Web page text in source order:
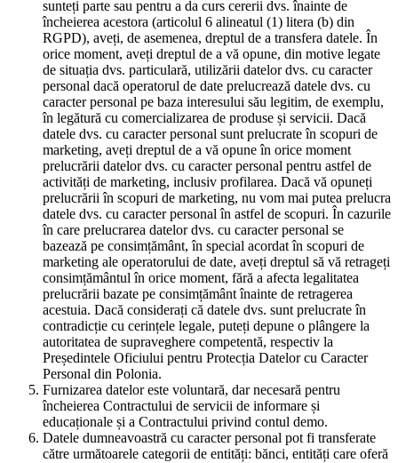
sunteți parte sau pentru a da curs cererii dvs. înainte de
încheierea acestora (articolul 6 alineatul (1) litera (b) din
RGPD), aveți, de asemenea, dreptul de a transfera datele. În
orice moment, aveți dreptul de a vă opune, din motive legate
de situația dvs. particulară, utilizării datelor dvs. cu caracter
personal dacă operatorul de date prelucrează datele dvs. cu
caracter personal pe baza interesului său legitim, de exemplu,
în legătură cu comercializarea de produse și servicii. Dacă
datele dvs. cu caracter personal sunt prelucrate în scopuri de
marketing, aveți dreptul de a vă opune în orice moment
prelucrării datelor dvs. cu caracter personal pentru astfel de
activități de marketing, inclusiv profilarea. Dacă vă opuneți
prelucrării în scopuri de marketing, nu vom mai putea prelucra
datele dvs. cu caracter personal în astfel de scopuri. În cazurile
în care prelucrarea datelor dvs. cu caracter personal se
bazează pe consimțământ, în special acordat în scopuri de
marketing ale operatorului de date, aveți dreptul să vă retrageți
consimțământul în orice moment, fără a afecta legalitatea
prelucrării bazate pe consimțământ înainte de retragerea
acestuia. Dacă considerați că datele dvs. sunt prelucrate în
contradicție cu cerințele legale, puteți depune o plângere la
autoritatea de supraveghere competentă, respectiv la
Președintele Oficiului pentru Protecția Datelor cu Caracter
Personal din Polonia.
Furnizarea datelor este voluntară, dar necesară pentru
încheierea Contractului de servicii de informare și
educaționale și a Contractului privind contul demo.
Datele dumneavoastră cu caracter personal pot fi transferate
către următoarele categorii de entități: bănci, entități care oferă